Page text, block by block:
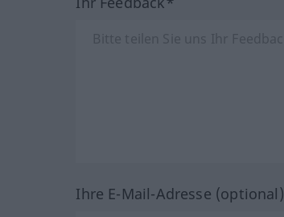
Ihre E-Mail-Adresse (optional)